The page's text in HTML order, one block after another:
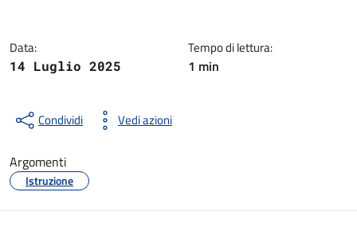
Data:
14 Luglio 2025
Tempo di lettura:
1 min
Condividi Vedi azioni
Argomenti
Istruzione